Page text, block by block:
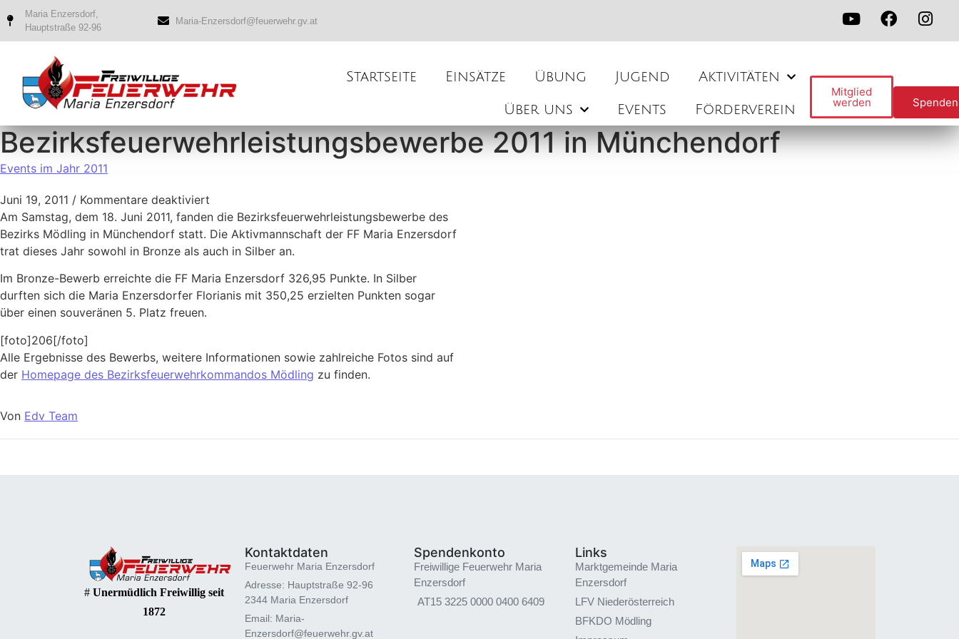
Maria Enzersdorf,
Hauptstraße 92-96
Maria-Enzersdorf@feuerwehr.gv.at
Startseite Einsätze Übung Jugend Aktivitäten
Über uns Events Förderverein
Mitglied
werden Spenden
Bezirksfeuerwehrleistungsbewerbe 2011 in Münchendorf
Events im Jahr 2011
Juni 19, 2011 / Kommentare deaktiviert
Am Samstag, dem 18. Juni 2011, fanden die Bezirksfeuerwehrleistungsbewerbe des
Bezirks Mödling in Münchendorf statt. Die Aktivmannschaft der FF Maria Enzersdorf
trat dieses Jahr sowohl in Bronze als auch in Silber an.
Im Bronze-Bewerb erreichte die FF Maria Enzersdorf 326,95 Punkte. In Silber
durften sich die Maria Enzersdorfer Florianis mit 350,25 erzielten Punkten sogar
über einen souveränen 5. Platz freuen.
[foto]206[/foto]
Alle Ergebnisse des Bewerbs, weitere Informationen sowie zahlreiche Fotos sind auf
der Homepage des Bezirksfeuerwehrkommandos Mödling zu finden.
Von Edv Team
# Unermüdlich Freiwillig seit
1872
Kontaktdaten
Feuerwehr Maria Enzersdorf
Adresse: Hauptstraße 92-96
2344 Maria Enzersdorf
Email: Maria-
Enzersdorf@feuerwehr.gv.at
Spendenkonto
Freiwillige Feuerwehr Maria
Enzersdorf
AT15 3225 0000 0400 6409
Links
Marktgemeinde Maria
Enzersdorf
LFV Niederösterreich
BFKDO Mödling